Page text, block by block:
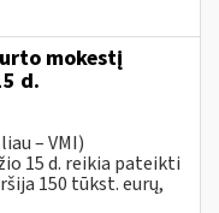
mokestį
d.
– VMI)
15 d. reikia pateikti
150 tūkst. eurų,